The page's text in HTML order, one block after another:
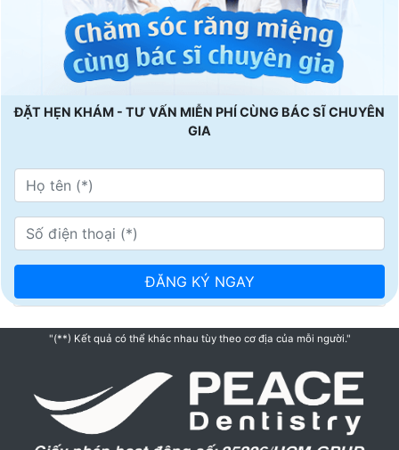
ĐẶT HẸN KHÁM - TƯ VẤN MIỄN PHÍ CÙNG BÁC SĨ CHUYÊN
GIA
"(**) Kết quả có thể khác nhau tùy theo cơ địa của mỗi người."